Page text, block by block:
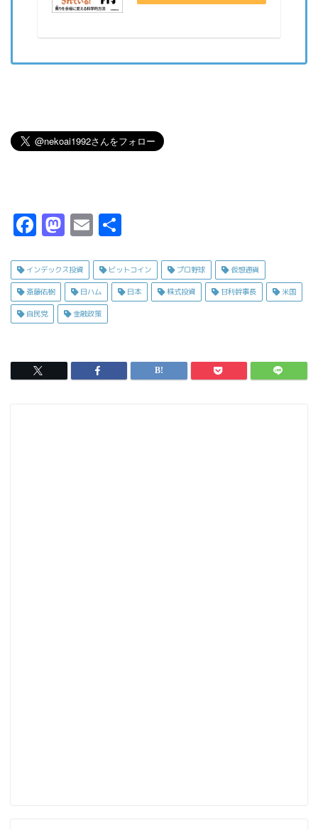
F
c
e
b
o
k
M
s
t
o
o
n
E
ai
l
インデックス投資 ビットコイン プロ野球 仮想通貨
斎藤佑樹 日ハム 日本 株式投資 甘利幹事長 米国
自民党 金融政策